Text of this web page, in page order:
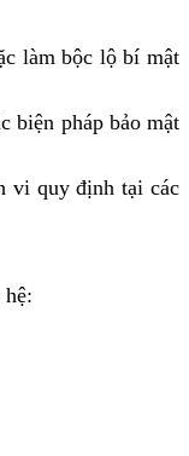
làm bộc lộ bí mật
biện pháp bảo mật
vi quy định tại các